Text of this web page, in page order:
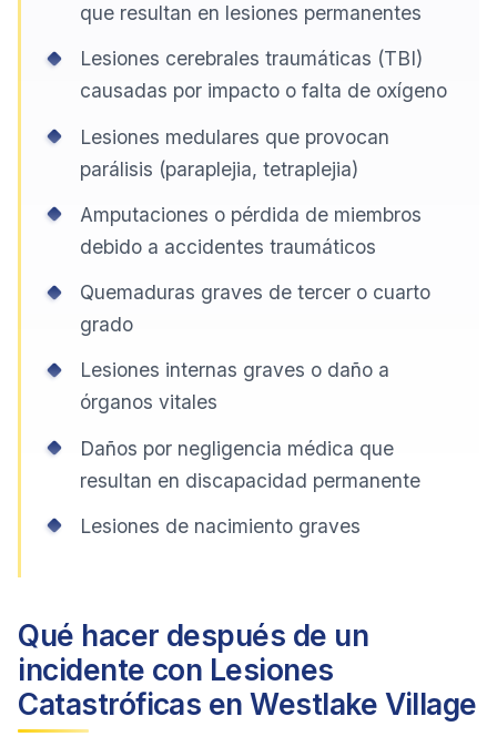
que resultan en lesiones permanentes
Lesiones cerebrales traumáticas (TBI)
causadas por impacto o falta de oxígeno
Lesiones medulares que provocan
parálisis (paraplejia, tetraplejia)
Amputaciones o pérdida de miembros
debido a accidentes traumáticos
Quemaduras graves de tercer o cuarto
grado
Lesiones internas graves o daño a
órganos vitales
Daños por negligencia médica que
resultan en discapacidad permanente
Lesiones de nacimiento graves
Qué hacer después de un
incidente con Lesiones
Catastróficas en Westlake Village